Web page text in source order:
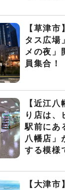
【草津
タス広場
メの夜」
員集合！
【近江
り店は、
駅前にあ
八幡店」
する模様
【大津